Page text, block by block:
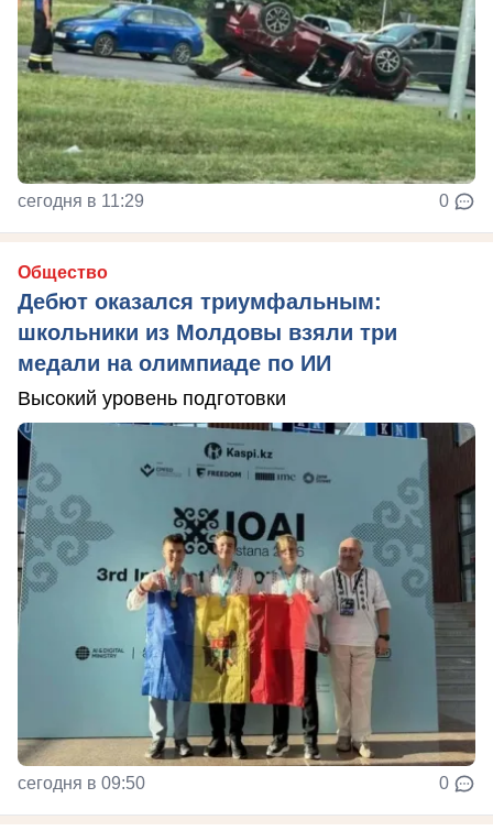
сегодня в 11:29 0
Общество
Дебют оказался триумфальным:
школьники из Молдовы взяли три
медали на олимпиаде по ИИ
Высокий уровень подготовки
сегодня в 09:50 0